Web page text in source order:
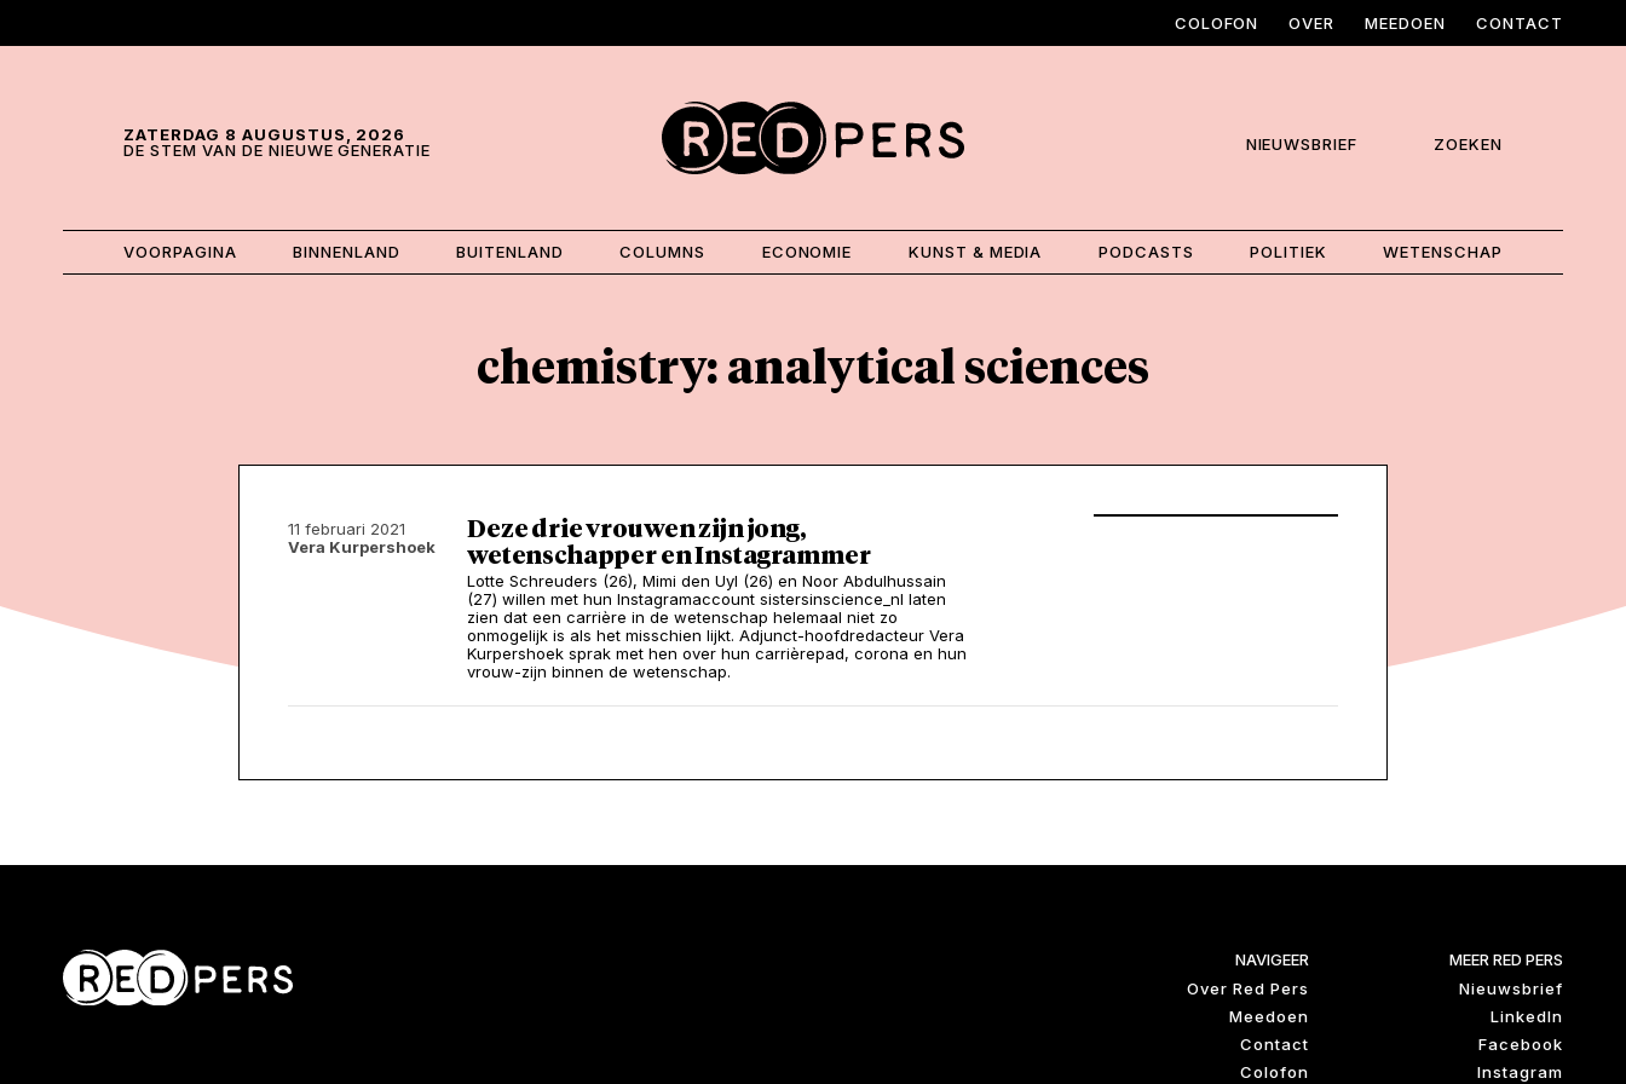
COLOFON OVER MEEDOEN CONTACT
ZATERDAG 8 AUGUSTUS, 2026
DE STEM VAN DE NIEUWE GENERATIE
NIEUWSBRIEF ZOEKEN
VOORPAGINA BINNENLAND BUITENLAND COLUMNS ECONOMIE KUNST & MEDIA PODCASTS POLITIEK WETENSCHAP
chemistry: analytical sciences
11 februari 2021
Vera Kurpershoek
Deze drie vrouwen zijn jong,
wetenschapper en Instagrammer
Lotte Schreuders (26), Mimi den Uyl (26) en Noor Abdulhussain
(27) willen met hun Instagramaccount sistersinscience_nl laten
zien dat een carrière in de wetenschap helemaal niet zo
onmogelijk is als het misschien lijkt. Adjunct-hoofdredacteur Vera
Kurpershoek sprak met hen over hun carrièrepad, corona en hun
vrouw-zijn binnen de wetenschap.
NAVIGEER
Over Red Pers
Meedoen
Contact
Colofon
MEER RED PERS
Nieuwsbrief
LinkedIn
Facebook
Instagram